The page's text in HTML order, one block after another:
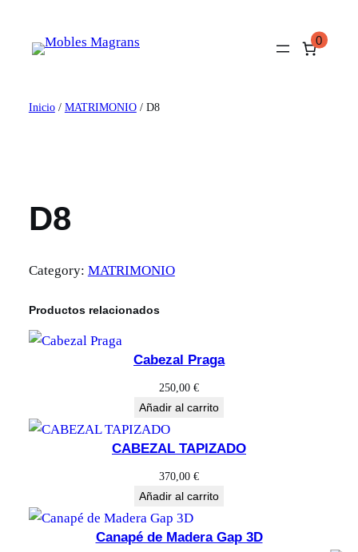
contenido
0
Inicio/ MATRIMONIO/ D8
D8
Category: MATRIMONIO
Productos relacionados
Cabezal Praga
250,00 €
Añadir al carrito
CABEZAL TAPIZADO
370,00 €
Añadir al carrito
Canapé de Madera Gap 3D